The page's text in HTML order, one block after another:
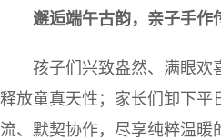
邂逅端午古韵，亲子手作
孩子们兴致盎然、满眼欢
释放童真天性；家长们卸下平
流、默契协作，尽享纯粹温暖